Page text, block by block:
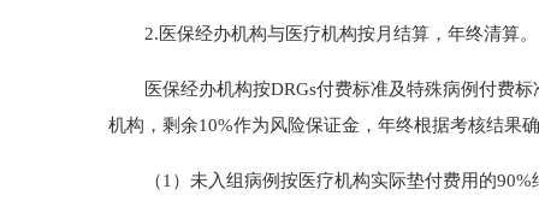
2.医保经办机构与医疗机构按月结算，年终清算。
医保经办机构按DRGs付费标准及特殊病例付费标
机构，剩余10%作为风险保证金，年终根据考核结果
（1）未入组病例按医疗机构实际垫付费用的90%